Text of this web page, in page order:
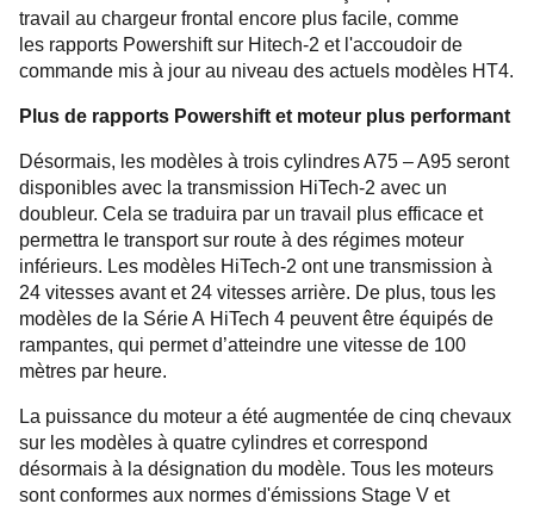
travail au chargeur frontal encore plus facile, comme
les rapports Powershift sur Hitech-2 et l'accoudoir de
commande mis à jour au niveau des actuels modèles HT4.
Plus de rapports Powershift et moteur plus performant
Désormais, les modèles à trois cylindres A75 – A95 seront
disponibles avec la transmission HiTech-2 avec un
doubleur. Cela se traduira par un travail plus efficace et
permettra le transport sur route à des régimes moteur
inférieurs. Les modèles HiTech-2 ont une transmission à
24 vitesses avant et 24 vitesses arrière. De plus, tous les
modèles de la Série A HiTech 4 peuvent être équipés de
rampantes, qui permet d’atteindre une vitesse de 100
mètres par heure.
La puissance du moteur a été augmentée de cinq chevaux
sur les modèles à quatre cylindres et correspond
désormais à la désignation du modèle. Tous les moteurs
sont conformes aux normes d'émissions Stage V et